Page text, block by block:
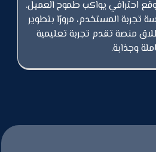
احترافي يواكب طموح العميل.
تجربة المستخدم، مرورًا بتطوير
منصة تقدم تجربة تعليمية
وجذابة.